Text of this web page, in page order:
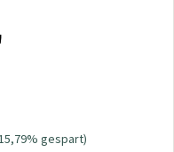
gespart)